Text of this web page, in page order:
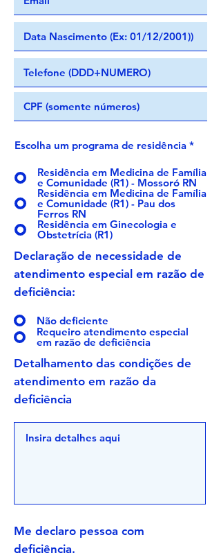
Escolha um programa de residência *
Residência em Medicina de Família
e Comunidade (R1) - Mossoró RN
Residência em Medicina de Família
e Comunidade (R1) - Pau dos
Ferros RN
Residência em Ginecologia e
Obstetrícia (R1)
Declaração de necessidade de
atendimento especial em razão de
deficiência:
Não deficiente
Requeiro atendimento especial
em razão de deficiência
Detalhamento das condições de
atendimento em razão da
deficiência
Me declaro pessoa com
deficiência.